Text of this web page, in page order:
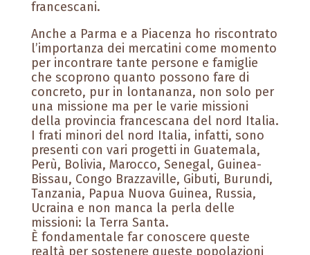
francescani.
Anche a Parma e a Piacenza ho riscontrato
l’importanza dei mercatini come momento
per incontrare tante persone e famiglie
che scoprono quanto possono fare di
concreto, pur in lontananza, non solo per
una missione ma per le varie missioni
della provincia francescana del nord Italia.
I frati minori del nord Italia, infatti, sono
presenti con vari progetti in Guatemala,
Perù, Bolivia, Marocco, Senegal, Guinea-
Bissau, Congo Brazzaville, Gibuti, Burundi,
Tanzania, Papua Nuova Guinea, Russia,
Ucraina e non manca la perla delle
missioni: la Terra Santa.
È fondamentale far conoscere queste
realtà per sostenere queste popolazioni